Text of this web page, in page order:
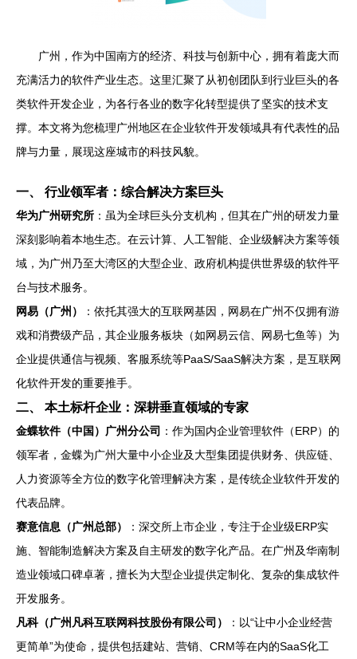
广州，作为中国南方的经济、科技与创新中心，拥有着庞大而
充满活力的软件产业生态。这里汇聚了从初创团队到行业巨头的各
类软件开发企业，为各行各业的数字化转型提供了坚实的技术支
撑。本文将为您梳理广州地区在企业软件开发领域具有代表性的品
牌与力量，展现这座城市的科技风貌。
一、 行业领军者：综合解决方案巨头
华为广州研究所 ：虽为全球巨头分支机构，但其在广州的研发力量
深刻影响着本地生态。在云计算、人工智能、企业级解决方案等领
域，为广州乃至大湾区的大型企业、政府机构提供世界级的软件平
台与技术服务。
网易（广州）
：依托其强大的互联网基因，网易在广州不仅拥有游
戏和消费级产品，其企业服务板块（如网易云信、网易七鱼等）为
企业提供通信与视频、客服系统等PaaS/SaaS解决方案，是互联网
化软件开发的重要推手。
二、 本土标杆企业：深耕垂直领域的专家
金蝶软件（中国）广州分公司 ：作为国内企业管理软件（ERP）的
领军者，金蝶为广州大量中小企业及大型集团提供财务、供应链、
人力资源等全方位的数字化管理解决方案，是传统企业软件开发的
代表品牌。
赛意信息（广州总部）
：深交所上市企业，专注于企业级ERP实
施、智能制造解决方案及自主研发的数字化产品。在广州及华南制
造业领域口碑卓著，擅长为大型企业提供定制化、复杂的集成软件
开发服务。
凡科（广州凡科互联网科技股份有限公司）
：以“让中小企业经营
更简单”为使命，提供包括建站、营销、CRM等在内的SaaS化工